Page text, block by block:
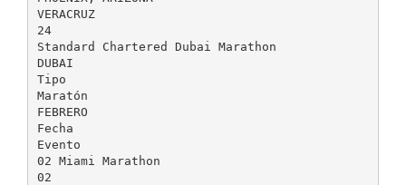
VERACRUZ
24
Standard Chartered Dubai Marathon
DUBAI
Tipo
Maratón
FEBRERO
Fecha
Evento
02 Miami Marathon
02